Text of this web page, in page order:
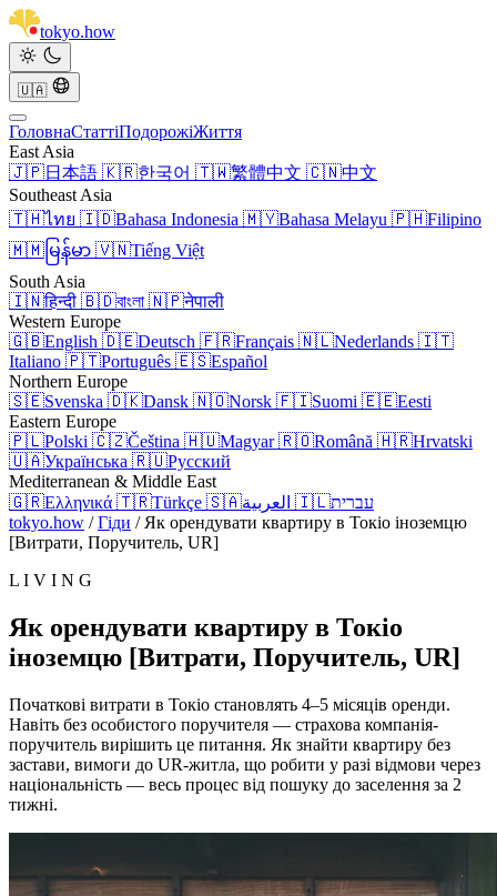
tokyo.how
🇺🇦
ГоловнаСтаттіПодорожіЖиття
East Asia
🇯🇵日本語 🇰🇷한국어 🇹🇼繁體中文 🇨🇳中文
Southeast Asia
🇹🇭ไทย 🇮🇩Bahasa Indonesia 🇲🇾Bahasa Melayu 🇵🇭Filipino
🇲🇲 မြန်မာ 🇻🇳Tiếng Việt
South Asia
🇮🇳हिन्दी 🇧🇩বাংলা 🇳🇵नेपाली
Western Europe
🇬🇧English 🇩🇪Deutsch 🇫🇷Français 🇳🇱Nederlands 🇮🇹
Italiano 🇵🇹Português 🇪🇸Español
Northern Europe
🇸🇪Svenska 🇩🇰Dansk 🇳🇴Norsk 🇫🇮Suomi 🇪🇪Eesti
Eastern Europe
🇵🇱Polski 🇨🇿Čeština 🇭🇺Magyar🇷🇴Română 🇭🇷Hrvatski
🇺🇦Українська 🇷🇺Русский
Mediterranean & Middle East
🇬🇷Ελληνικά 🇹🇷Türkçe 🇸🇦 🇮🇱עברית
tokyo.how / Гіди / Як орендувати квартиру в Токіо іноземцю
[Витрати, Поручитель, UR]
L I V I N G
Як орендувати квартиру в Токіо
іноземцю [Витрати, Поручитель, UR]
Початкові витрати в Токіо становлять 4–5 місяців оренди.
Навіть без особистого поручителя — страхова компанія-
поручитель вирішить це питання. Як знайти квартиру без
застави, вимоги до UR-житла, що робити у разі відмови через
національність — весь процес від пошуку до заселення за 2
тижні.